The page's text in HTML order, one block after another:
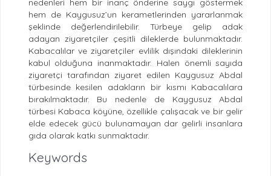
nedenleri hem bir inanç önderine saygı göstermek
hem de Kaygusuz’un kerametlerinden yararlanmak
şeklinde değerlendirilebilir. Türbeye gelip adak
adayan ziyaretçiler çeşitli dileklerde bulunmaktadır.
Kabacalılar ve ziyaretçiler evlilik dışındaki dileklerinin
kabul olduğuna inanmaktadır. Halen önemli sayıda
ziyaretçi tarafından ziyaret edilen Kaygusuz Abdal
türbesinde kesilen adakların bir kısmı Kabacalılara
bırakılmaktadır. Bu nedenle de Kaygusuz Abdal
türbesi Kabaca köyüne, özellikle çalışacak ve bir gelir
elde edecek gücü bulunamayan dar gelirli insanlara
gıda olarak katkı sunmaktadır.
Keywords